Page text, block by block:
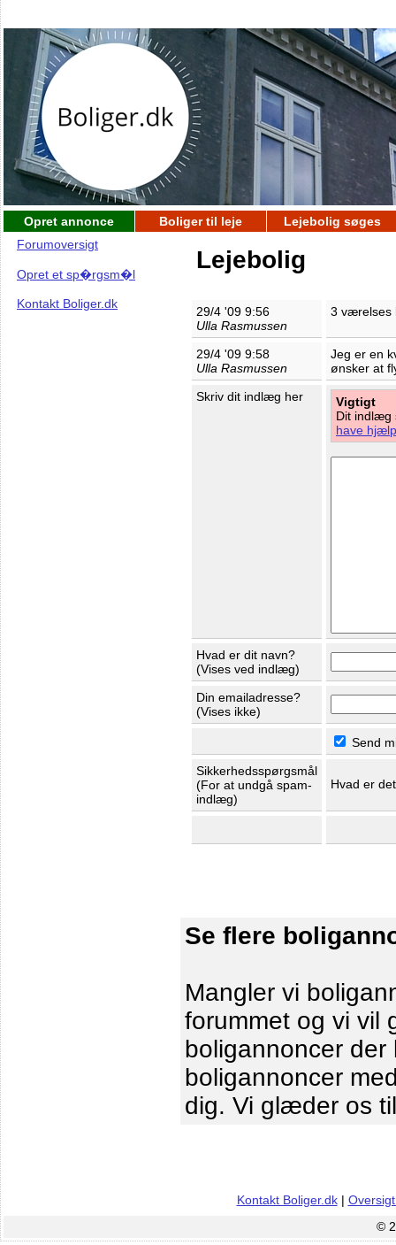
Opret annonce Boliger til leje
Lejebolig søges
Forumoversigt
Opret et sp�rgsm�l
Kontakt Boliger.dk
Lejebolig
29/4 '09 9:56
Ulla Rasmussen
3 værelses
29/4 '09 9:58
Ulla Rasmussen
Jeg er en
ønsker at
Skriv dit indlæg her
Vigtigt
Dit indlæg
have
Hvad er dit navn?
(Vises ved indlæg)
Din emailadresse?
(Vises ikke)
Send
Sikkerhedsspørgsmål
(For at undgå spam-
indlæg)
Hvad er
Se flere
Mangler vi
forummet og vi vil
boligannoncer der
boligannoncer
dig. Vi glæder os
Kontakt Boliger.dk|
©